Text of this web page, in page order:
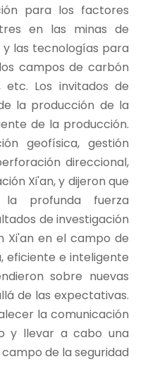
para los factores
en las minas de
las tecnologías para
campos de carbón
Los invitados de
la producción de la
de la producción.
geofísica, gestión
direccional,
Xi'an, y dijeron que
la profunda fuerza
de investigación
Xi'an en el campo de
eficiente e inteligente
sobre nuevas
de las expectativas.
la comunicación
y llevar a cabo una
de la seguridad